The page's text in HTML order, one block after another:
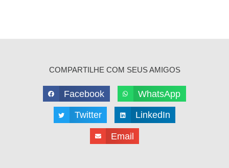
COMPARTILHE COM SEUS AMIGOS
Facebook WhatsApp
Twitter LinkedIn
Email